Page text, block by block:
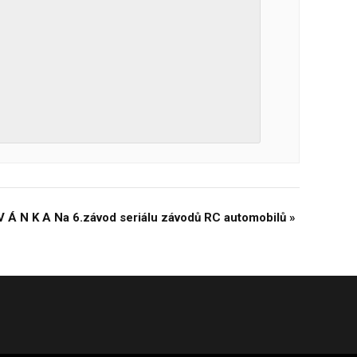
Á N K A Na 6.závod seriálu závodů RC automobilů »